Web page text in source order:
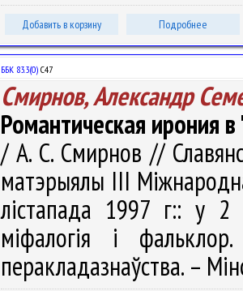
Добавить в корзину Подробнее
ББК 83.3(0) С47
Смирнов, Александр
Романтическая ирония
/ А. С. Смирнов //
матэрыялы III
лістапада 1997 г:: у 2
міфалогія і
перакладазнаўства. –